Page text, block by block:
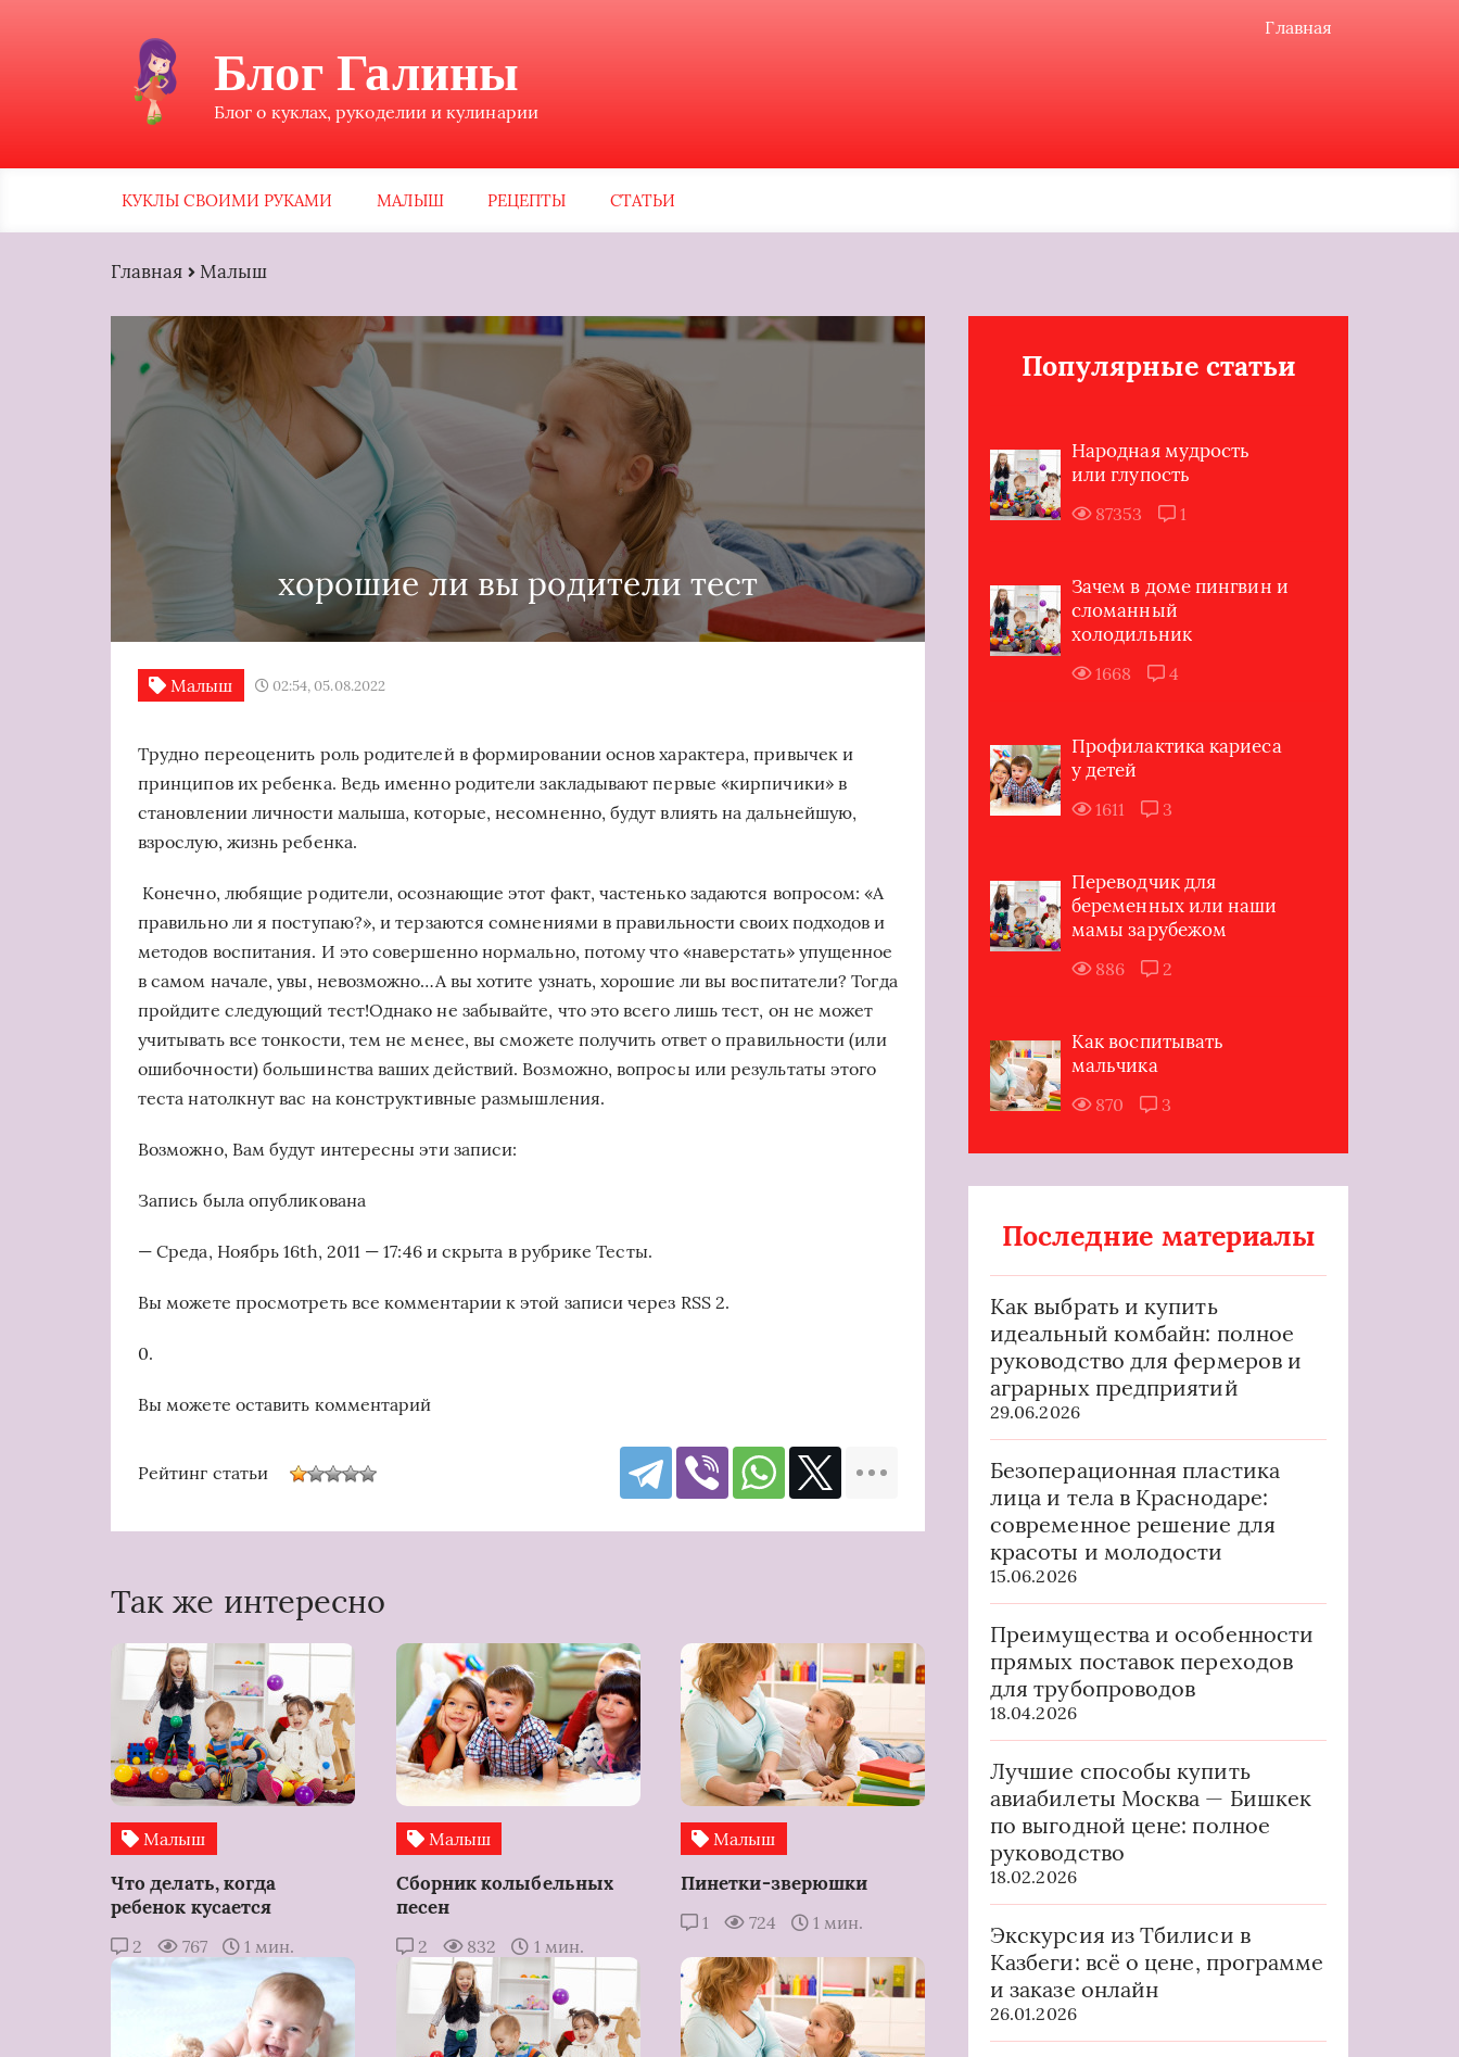
Главная
Блог Галины
Блог о куклах, рукоделии и кулинарии
КУКЛЫ СВОИМИ РУКАМИ МАЛЫШ РЕЦЕПТЫ СТАТЬИ
Главная Малыш
хорошие ли вы родители тест
Малыш 02:54, 05.08.2022
Трудно переоценить роль родителей в формировании основ характера, привычек и
принципов их ребенка. Ведь именно родители закладывают первые «кирпичики» в
становлении личности малыша, которые, несомненно, будут влиять на дальнейшую,
взрослую, жизнь ребенка.
Конечно, любящие родители, осознающие этот факт, частенько задаются вопросом: «А
правильно ли я поступаю?», и терзаются сомнениями в правильности своих подходов и
методов воспитания. И это совершенно нормально, потому что «наверстать» упущенное
в самом начале, увы, невозможно…А вы хотите узнать, хорошие ли вы воспитатели? Тогда
пройдите следующий тест!Однако не забывайте, что это всего лишь тест, он не может
учитывать все тонкости, тем не менее, вы сможете получить ответ о правильности (или
ошибочности) большинства ваших действий. Возможно, вопросы или результаты этого
теста натолкнут вас на конструктивные размышления.
Возможно, Вам будут интересны эти записи:
Запись была опубликована
— Среда, Ноябрь 16th, 2011 — 17:46 и скрыта в рубрике Тесты.
Вы можете просмотреть все комментарии к этой записи через RSS 2.
0.
Вы можете оставить комментарий
Рейтинг статьи
Так же интересно
Малыш
Что делать, когда
ребенок кусается
2 767 1 мин.
Малыш
Сборник колыбельных
песен
2 832 1 мин.
Малыш
Пинетки-зверюшки
1 724 1 мин.
Популярные статьи
Народная мудрость
или глупость
87353 1
Зачем в доме пингвин и
сломанный
холодильник
1668 4
Профилактика кариеса
у детей
1611 3
Переводчик для
беременных или наши
мамы зарубежом
886 2
Как воспитывать
мальчика
870 3
Последние материалы
Как выбрать и купить
идеальный комбайн: полное
руководство для фермеров и
аграрных предприятий
29.06.2026
Безоперационная пластика
лица и тела в Краснодаре:
современное решение для
красоты и молодости
15.06.2026
Преимущества и особенности
прямых поставок переходов
для трубопроводов
18.04.2026
Лучшие способы купить
авиабилеты Москва — Бишкек
по выгодной цене: полное
руководство
18.02.2026
Экскурсия из Тбилиси в
Казбеги: всё о цене, программе
и заказе онлайн
26.01.2026